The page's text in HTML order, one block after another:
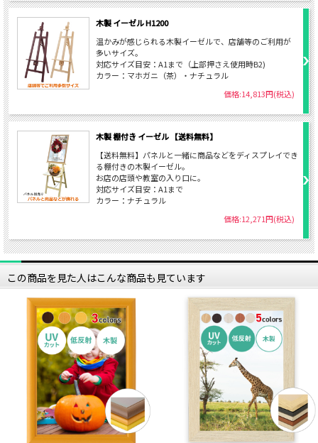
木製 イーゼル H1200
温かみが感じられる木製イーゼルで、店舗等のご利用が
多いサイズ。
対応サイズ目安：A1まで（上部押さえ使用時B2)
カラー：マホガニ（茶）・ナチュラル
価格:14,813円(税込)
木製 棚付き イーゼル 【送料無料】
【送料無料】パネルと一緒に商品などをディスプレイでき
る棚付きの木製イーゼル。
お店の店頭や教室の入り口に。
対応サイズ目安：A1まで
カラー：ナチュラル
価格:12,271円(税込)
この商品を見た人はこんな商品も見ています